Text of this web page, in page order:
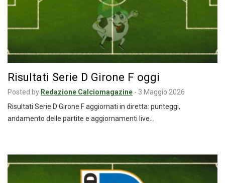
Risultati Serie D Girone F oggi
Posted by Redazione Calciomagazine - 3 Maggio 2026
Risultati Serie D Girone F aggiornati in diretta: punteggi,
andamento delle partite e aggiornamenti live…